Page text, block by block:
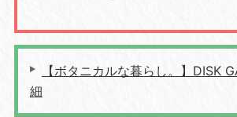
【ボタニカルな暮らし。】DISK
細